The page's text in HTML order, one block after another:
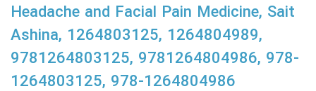
Headache and Facial Pain Medicine, Sait
Ashina, 1264803125, 1264804989,
9781264803125, 9781264804986, 978-
1264803125, 978-1264804986